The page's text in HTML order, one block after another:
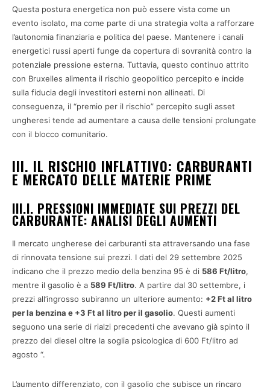
Questa postura energetica non può essere vista come un
evento isolato, ma come parte di una strategia volta a rafforzare
l’autonomia finanziaria e politica del paese. Mantenere i canali
energetici russi aperti funge da copertura di sovranità contro la
potenziale pressione esterna. Tuttavia, questo continuo attrito
con Bruxelles alimenta il rischio geopolitico percepito e incide
sulla fiducia degli investitori esterni non allineati. Di
conseguenza, il “premio per il rischio” percepito sugli asset
ungheresi tende ad aumentare a causa delle tensioni prolungate
con il blocco comunitario.
III. IL RISCHIO INFLATTIVO: CARBURANTI
E MERCATO DELLE MATERIE PRIME
III.I. PRESSIONI IMMEDIATE SUI PREZZI DEL
CARBURANTE: ANALISI DEGLI AUMENTI
Il mercato ungherese dei carburanti sta attraversando una fase
di rinnovata tensione sui prezzi. I dati del 29 settembre 2025
indicano che il prezzo medio della benzina 95 è di 586 Ft/litro,
mentre il gasolio è a 589 Ft/litro. A partire dal 30 settembre, i
prezzi all’ingrosso subiranno un ulteriore aumento: +2 Ft al litro
per la benzina e +3 Ft al litro per il gasolio. Questi aumenti
seguono una serie di rialzi precedenti che avevano già spinto il
prezzo del diesel oltre la soglia psicologica di 600 Ft/litro ad
agosto “.
L’aumento differenziato, con il gasolio che subisce un rincaro